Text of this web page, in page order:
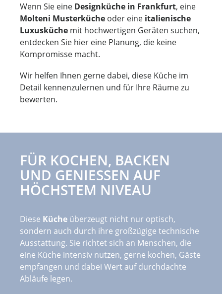
Wenn Sie eine Designküche in Frankfurt, eine
Molteni Musterküche oder eine italienische
Luxusküche mit hochwertigen Geräten suchen,
entdecken Sie hier eine Planung, die keine
Kompromisse macht.
Wir helfen Ihnen gerne dabei, diese Küche im
Detail kennenzulernen und für Ihre Räume zu
bewerten.
FÜR KOCHEN, BACKEN
UND GENIESSEN AUF H
ÖCHSTEM NIVEAU
Diese Küche überzeugt nicht nur optisch,
sondern auch durch ihre großzügige technische
Ausstattung. Sie richtet sich an Menschen, die
eine Küche intensiv nutzen, gerne kochen, Gäste
empfangen und dabei Wert auf durchdachte
Abläufe legen.